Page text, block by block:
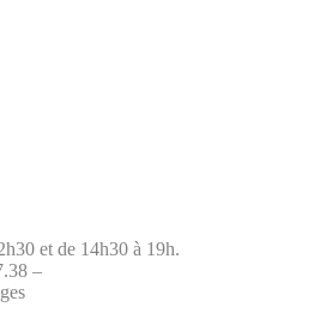
et de 14h30 à 19h.
–